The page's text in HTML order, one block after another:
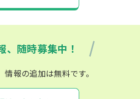
、随時募集中！
報の追加は無料です。